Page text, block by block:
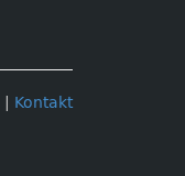
Kontakt